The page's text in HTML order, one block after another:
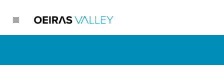
conteúdo
Toggle